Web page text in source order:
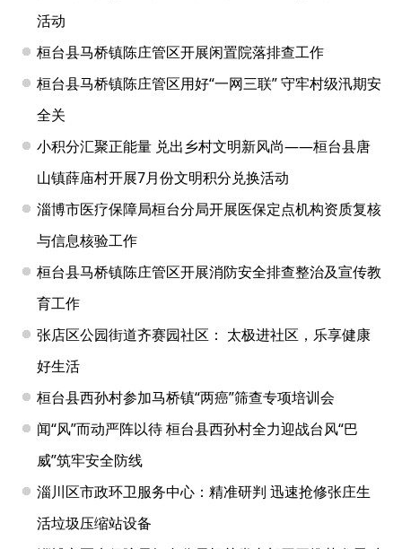
活动
桓台县马桥镇陈庄管区开展闲置院落排查工作
桓台县马桥镇陈庄管区用好“一网三联” 守牢村级汛期安
全关
小积分汇聚正能量 兑出乡村文明新风尚——桓台县唐
山镇薛庙村开展7月份文明积分兑换活动
淄博市医疗保障局桓台分局开展医保定点机构资质复核
与信息核验工作
桓台县马桥镇陈庄管区开展消防安全排查整治及宣传教
育工作
张店区公园街道齐赛园社区： 太极进社区，乐享健康
好生活
桓台县西孙村参加马桥镇“两癌”筛查专项培训会
闻“风”而动严阵以待 桓台县西孙村全力迎战台风“巴
威”筑牢安全防线
淄川区市政环卫服务中心：精准研判 迅速抢修张庄生
活垃圾压缩站设备